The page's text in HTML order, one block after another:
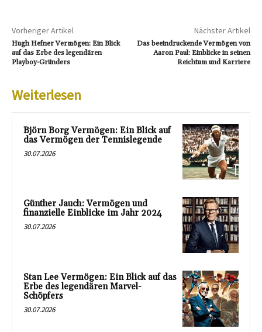
Vorheriger Artikel
Hugh Hefner Vermögen: Ein Blick
auf das Erbe des legendären
Playboy-Gründers
Nächster Artikel
Das beeindruckende Vermögen von
Aaron Paul: Einblicke in seinen
Reichtum und Karriere
Weiterlesen
Björn Borg Vermögen: Ein Blick auf
das Vermögen der Tennislegende
30.07.2026
Günther Jauch: Vermögen und
finanzielle Einblicke im Jahr 2024
30.07.2026
Stan Lee Vermögen: Ein Blick auf das
Erbe des legendären Marvel-
Schöpfers
30.07.2026